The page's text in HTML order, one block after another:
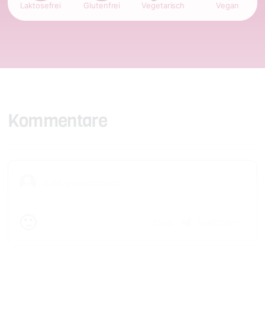
Laktosefrei Glutenfrei Vegetarisch Vegan
Kommentare